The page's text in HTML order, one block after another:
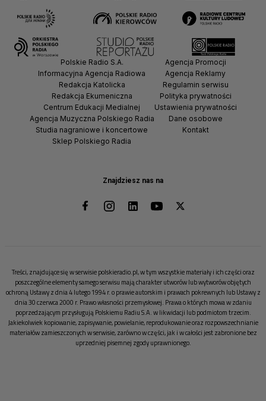
Znajdziesz nas na
Polskie Radio S.A.
Informacyjna Agencja Radiowa
Redakcja Katolicka
Redakcja Ekumeniczna
Centrum Edukacji Medialnej
Agencja Muzyczna Polskiego Radia
Studia nagraniowe i koncertowe
Sklep Polskiego Radia
Agencja Promocji
Agencja Reklamy
Regulamin serwisu
Polityka prywatności
Ustawienia prywatności
Dane osobowe
Kontakt
Treści, znajdujące się w serwisie polskieradio.pl, w tym wszystkie materiały i ich części oraz
poszczególne elementy samego serwisu mają charakter utworów lub wytworów objętych
ochroną Ustawy z dnia 4 lutego 1994 r. o prawie autorskim i prawach pokrewnych lub Ustawy z
dnia 30 czerwca 2000 r. Prawo własności przemysłowej. Prawa o których mowa w zdaniu
poprzedzającym przysługują Polskiemu Radiu S.A. w likwidacji lub podmiotom trzecim.
Jakiekolwiek kopiowanie, zapisywanie, powielanie, reprodukowanie oraz rozpowszechnianie
materiałów zamieszczonych w serwisie, zarówno w części, jak i w całości jest zabronione bez
uprzedniej pisemnej zgody uprawnionego.